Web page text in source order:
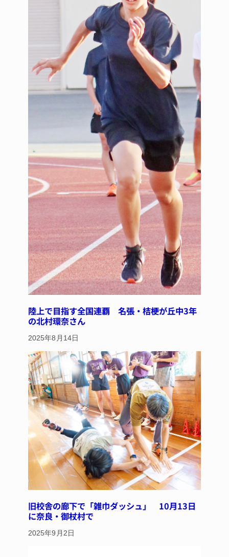
陸上で目指す全国連覇 名張・桔梗が丘中3年
の北村環奈さん
2025年8月14日
旧校舎の廊下で「雑巾ダッシュ」 10月13日
に奈良・御杖村で
2025年9月2日